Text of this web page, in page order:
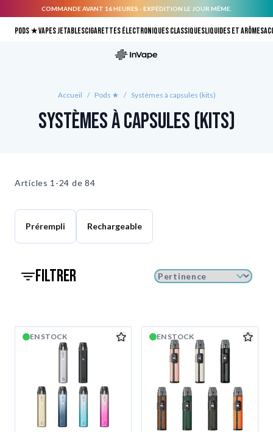
COMMANDE AVANT 16 HEURES - EXPÉDITION LE JOUR MÊME.
Pods ★Vapes jetablesCigarettes électroniques classiquesLiquides et arômes
Accueil / Pods ★ / Systèmes à capsules (kits)
Systèmes à capsules (kits)
Articles 1-24 de 84
Prérempli Rechargeable
filtrer
EN STOCK EN STOCK